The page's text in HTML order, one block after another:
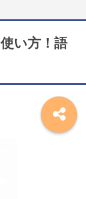
い方！語